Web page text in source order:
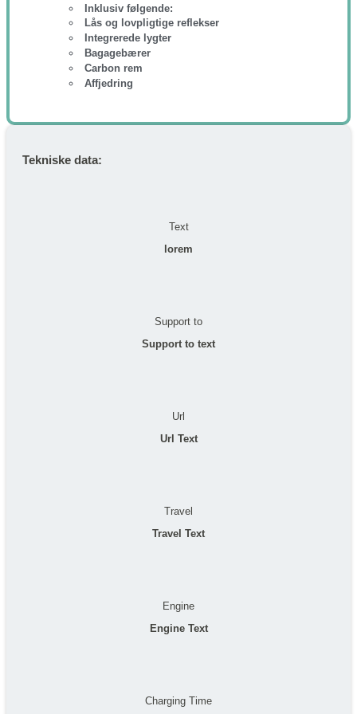
Inklusiv følgende:
Lås og lovpligtige reflekser
Integrerede lygter
Bagagebærer
Carbon rem
Affjedring
Tekniske data:
Text
lorem
Support to
Support to text
Url
Url Text
Travel
Travel Text
Engine
Engine Text
Charging Time